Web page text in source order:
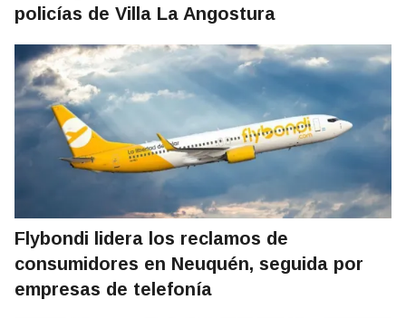
policías de Villa La Angostura
Flybondi lidera los reclamos de
consumidores en Neuquén, seguida por
empresas de telefonía